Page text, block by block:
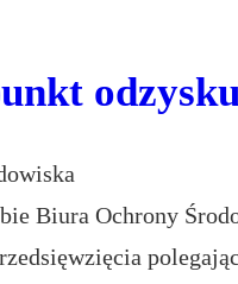
Biura Ochrony